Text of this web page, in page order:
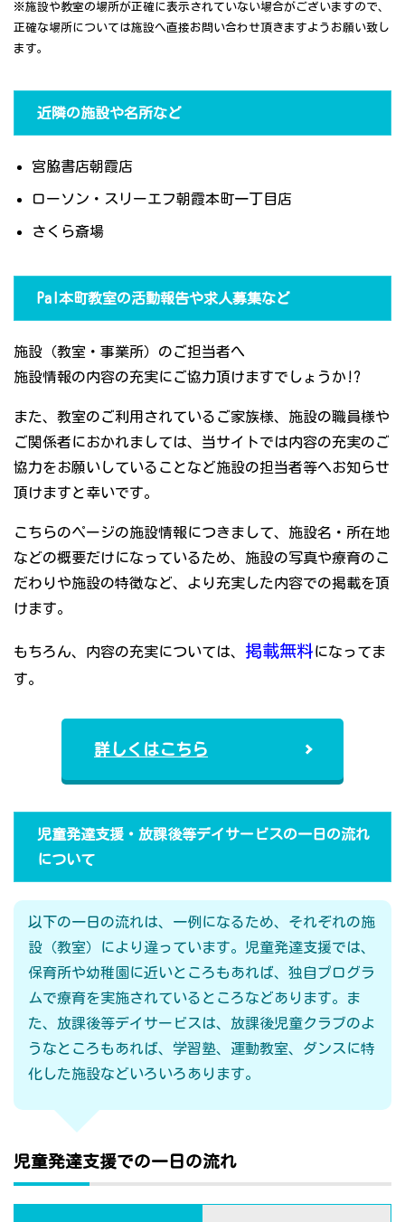
※施設や教室の場所が正確に表示されていない場合がございますので、
正確な場所については施設へ直接お問い合わせ頂きますようお願い致し
ます。
近隣の施設や名所など
宮脇書店朝霞店
ローソン・スリーエフ朝霞本町一丁目店
さくら斎場
Pal本町教室の活動報告や求人募集など
施設（教室・事業所）のご担当者へ
施設情報の内容の充実にご協力頂けますでしょうか!?
また、教室のご利用されているご家族様、施設の職員様や
ご関係者におかれましては、当サイトでは内容の充実のご
協力をお願いしていることなど施設の担当者等へお知らせ
頂けますと幸いです。
こちらのページの施設情報につきまして、施設名・所在地
などの概要だけになっているため、施設の写真や療育のこ
だわりや施設の特徴など、より充実した内容での掲載を頂
けます。
もちろん、内容の充実については、 掲載無料になってま
す。
詳しくはこちら
児童発達支援・放課後等デイサービスの一日の流れ
について
以下の一日の流れは、一例になるため、それぞれの施
設（教室）により違っています。児童発達支援では、
保育所や幼稚園に近いところもあれば、独自プログラ
ムで療育を実施されているところなどあります。ま
た、放課後等デイサービスは、放課後児童クラブのよ
うなところもあれば、学習塾、運動教室、ダンスに特
化した施設などいろいろあります。
児童発達支援での一日の流れ